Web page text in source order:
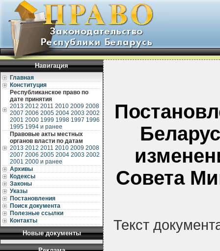
Навигация
Главная
Конституция
Республиканское право по
дате принятия
2013 2012 2011 2010 2009 2008
2007 2006 2005 2004 2003 2002
2001 2000 1999 1998 1997 1996
1995 1994 и ранее
Правовые акты местных
органов власти по датам
2013 2012 2011 2010 2009 2008
2007 2006 2005 2004 2003 2002
2001 2000 и ранее
Архивы
Кодексы
Законы
Указы
Постановления
Поиск документа
Полезные ссылки
Контакты
Новые документы
Совета
Текст